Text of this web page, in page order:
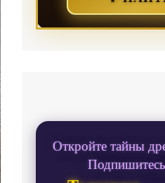
Откройте тайны